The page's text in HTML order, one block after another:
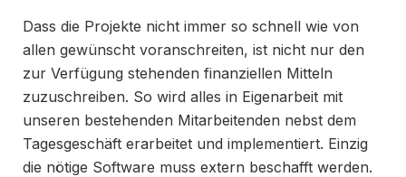
Dass die Projekte nicht immer so schnell wie von
allen gewünscht voranschreiten, ist nicht nur den
zur Verfügung stehenden finanziellen Mitteln
zuzuschreiben. So wird alles in Eigenarbeit mit
unseren bestehenden Mitarbeitenden nebst dem
Tagesgeschäft erarbeitet und implementiert. Einzig
die nötige Software muss extern beschafft werden.